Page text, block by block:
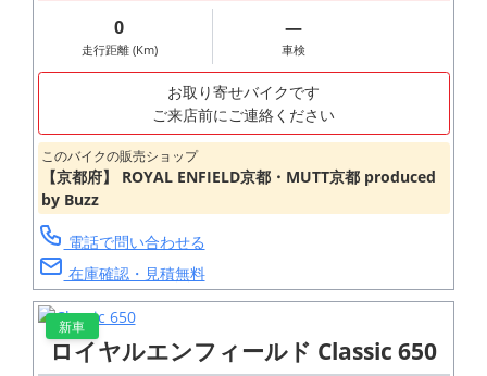
0
走行距離 (Km)
―
車検
お取り寄せバイクです
ご来店前にご連絡ください
このバイクの販売ショップ
【京都府】 ROYAL ENFIELD京都・MUTT京都 produced
by Buzz
電話で問い合わせる
在庫確認・見積無料
新車
ロイヤルエンフィールド Classic 650